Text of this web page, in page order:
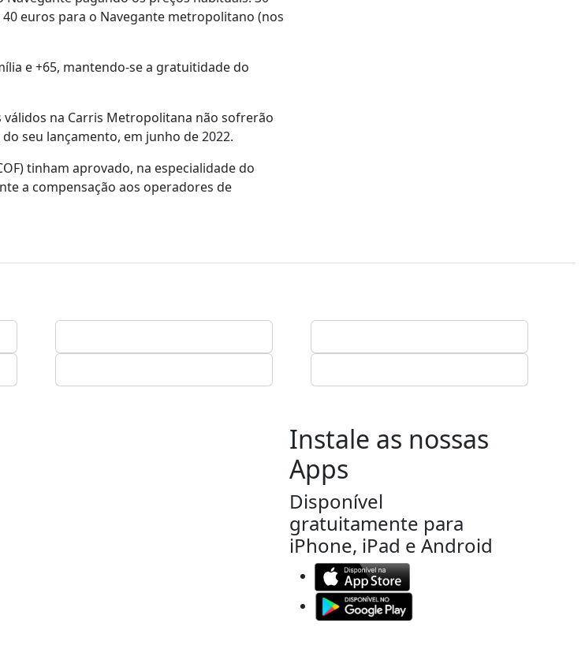
euros para o Navegante metropolitano (nos
e +65, mantendo-se a gratuitidade do
na Carris Metropolitana não sofrerão
seu lançamento, em junho de 2022.
tinham aprovado, na especialidade do
a compensação aos operadores de
Instale as nossas
Apps
Disponível
gratuitamente para
iPhone, iPad e Android